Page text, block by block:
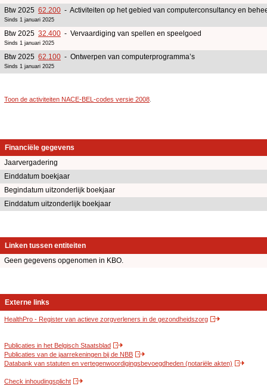
Btw 2025 62.200 - Activiteiten op het gebied van computerconsultancy en
Sinds 1 januari 2025
Btw 2025 32.400 - Vervaardiging van spellen en speelgoed
Sinds 1 januari 2025
Btw 2025 62.100 - Ontwerpen van computerprogramma’s
Sinds 1 januari 2025
Toon de activiteiten NACE-BEL-codes versie 2008
Financiële gegevens
Jaarvergadering
Einddatum boekjaar
Begindatum uitzonderlijk boekjaar
Einddatum uitzonderlijk boekjaar
Linken tussen entiteiten
Geen gegevens opgenomen in KBO.
Externe links
HealthPro - Register van actieve zorgverleners in de gezondheidszorg
Publicaties in het Belgisch Staatsblad
Publicaties van de jaarrekeningen bij de NBB
Databank van statuten en vertegenwoordigingsbevoegdheden (notariële akten)
Check inhoudingsplicht